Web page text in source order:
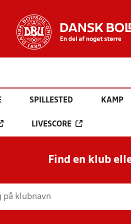
SPILLESTED KAMP
LIVESCORE
Find en klub